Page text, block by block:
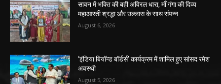
सावन में भक्ति की बही अविरल धारा, माँ गंगा की दिव्य
महाआरती श्रद्धा और उल्लास के साथ संपन्न
August 6, 2026
‘इंडिया बियॉन्ड बॉर्डर्स’ कार्यक्रम में शामिल हुए सांसद रमेश
अवस्थी
August 5, 2026